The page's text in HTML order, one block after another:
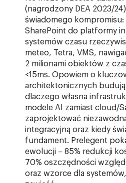
(nagrodzony DEA 2023/
świadomego
SharePoint do platformy
systemów czasu
meteo, Tetra, VMS,
2 milionami obiektów z
<15ms. Opowiem o
architektonicznych
dlaczego własna
modele AI zamiast cloud/
zaprojektować
integracyjną oraz kiedy
fundament. Prelegent
ewolucji – 85% redukcji
70% oszczędności
oraz wzorce dla